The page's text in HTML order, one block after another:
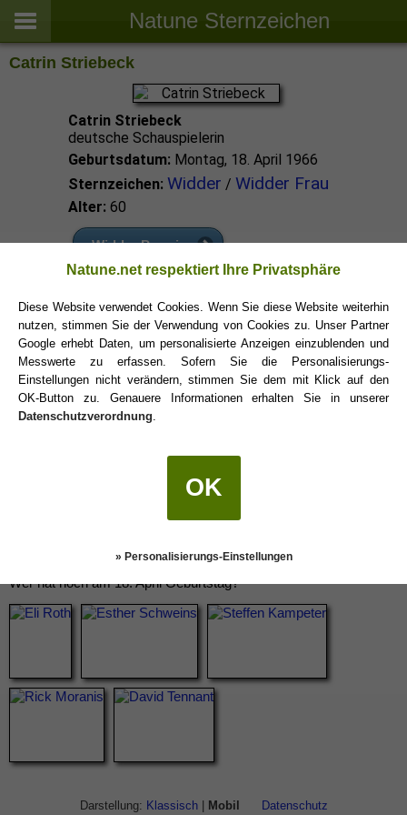
Natune Sternzeichen
Catrin Striebeck
Catrin Striebeck
deutsche Schauspielerin
Geburtsdatum: Montag, 18. April 1966
Sternzeichen: Widder / Widder Frau
Alter: 60
Widder Promis
Widder Sternzeichen
Wer hat noch am 18. April Geburtstag?
Darstellung: Klassisch| Mobil Datenschutz
Natune.net respektiert Ihre Privatsphäre
Diese Website verwendet Cookies. Wenn Sie diese Website weiterhin
nutzen, stimmen Sie der Verwendung von Cookies zu. Unser Partner
Google erhebt Daten, um personalisierte Anzeigen einzublenden und
Messwerte zu erfassen. Sofern Sie die Personalisierungs-
Einstellungen nicht verändern, stimmen Sie dem mit Klick auf den
OK-Button zu. Genauere Informationen erhalten Sie in unserer
Datenschutzverordnung
OK
» Personalisierungs-Einstellungen